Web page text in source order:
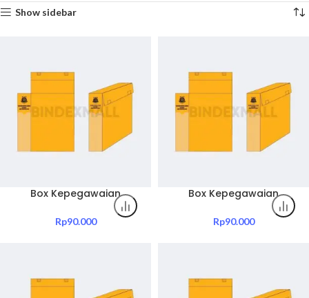
Show sidebar
Box Kepegawaian
Kejaksaan Tinggi Jawa
Timur Include Sablon Jenis
Rp90.000
Box Kepegawaian
Kejaksaan Tinggi
Kalimantan Barat Include
Rp90.000